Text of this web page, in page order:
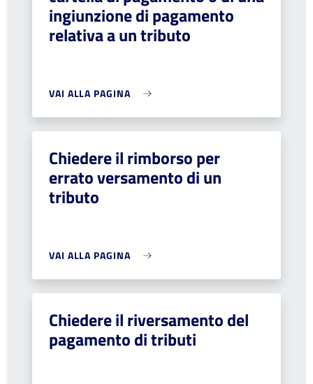
ingiunzione di pagamento
relativa a un tributo
VAI ALLA PAGINA
Chiedere il rimborso per
errato versamento di un
tributo
VAI ALLA PAGINA
Chiedere il riversamento del
pagamento di tributi